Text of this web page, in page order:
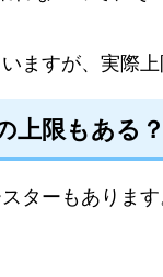
ますが、実際上
上限もある？
ターもあります